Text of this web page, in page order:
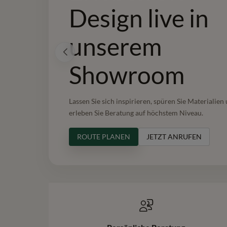
Design live in
unserem
Showroom
Lassen Sie sich inspirieren, spüren Sie Materialien
erleben Sie Beratung auf höchstem Niveau.
ROUTE PLANEN JETZT ANRUFEN
Design live in
unserem
Showroom
Lassen Sie sich inspirieren, spüren Sie Materialien
erleben Sie Beratung auf höchstem Niveau.
ROUTE PLANEN
JETZT ANRUFEN